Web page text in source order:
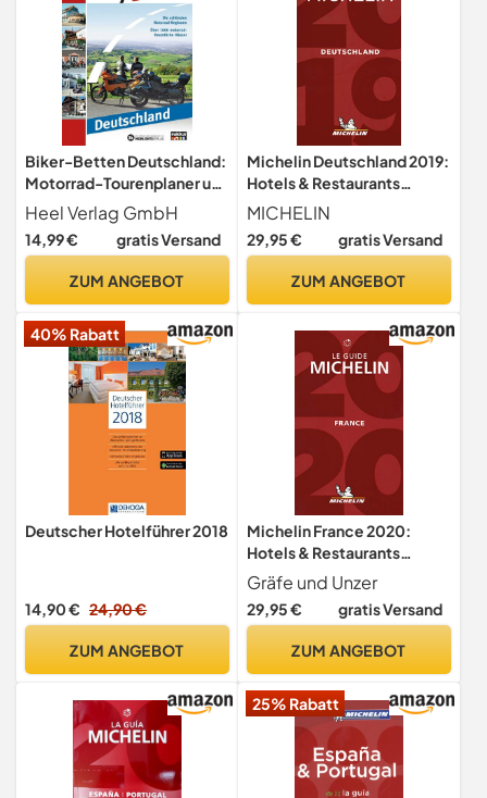
Biker-Betten Deutschland:
Motorrad-Tourenplaner und
Hotelführer Deutschland:
Motorrad Tourenplaner. Die
schönsten Motorrad-
... Sonderteil Niederlande.
Heel Verlag GmbH
14,99 € gratis Versand
ZUM ANGEBOT
Michelin Deutschland 2019:
Hotels & Restaurants
(MICHELIN Hotelführer
Deutschland)
MICHELIN
29,95 € gratis Versand
ZUM ANGEBOT
40% Rabatt
Deutscher Hotelführer 2018
14,90 € 24,90 €
ZUM ANGEBOT
Michelin France 2020:
Hotels & Restaurants
(MICHELIN Hotelführer)
Gräfe und Unzer
29,95 € gratis Versand
ZUM ANGEBOT
25% Rabatt